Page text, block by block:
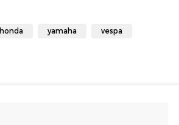
honda yamaha vespa